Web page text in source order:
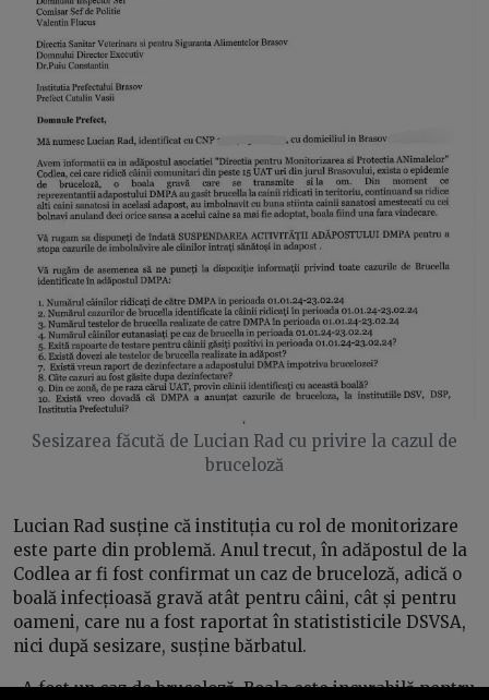
Sesizarea făcută de Lucian Rad cu privire la cazul de
bruceloză
Lucian Rad susține că instituția cu rol de monitorizare
este parte din problemă. Anul trecut, în adăpostul de la
Codlea ar fi fost confirmat un caz de bruceloză, adică o
boală infecțioasă gravă atât pentru câini, cât și pentru
oameni, care nu a fost raportat în statististicile DSVSA,
nici după sesizare, susține bărbatul.
„A fost un caz de bruceloză. Boala este incurabilă pentru